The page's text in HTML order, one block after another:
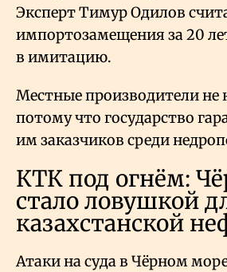
Эксперт Тимур Одилов
импортозамещения за 20
в имитацию.
Местные производители не
потому что государство
им заказчиков среди
КТК под огнём:
стало ловушкой
казахстанской
Атаки на суда в Чёрном